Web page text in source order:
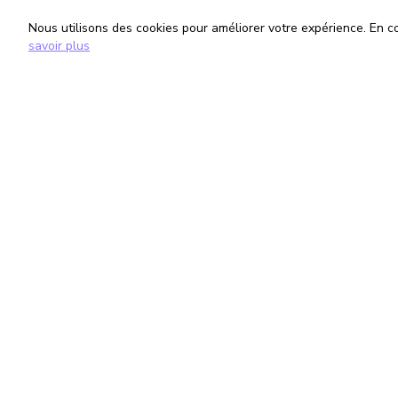
Nous utilisons des cookies pour améliorer votre expérience. En
savoir plus